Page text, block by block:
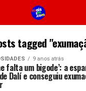
tagged
9 anos atrás
falta um bigode’: a
Dalí e conseguiu